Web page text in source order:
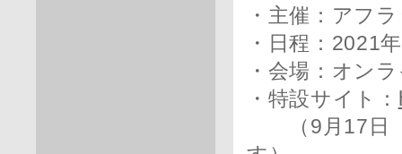
・主催：アフ
・日程：2021
・会場：オン
・特設サイト：
（9月17日（